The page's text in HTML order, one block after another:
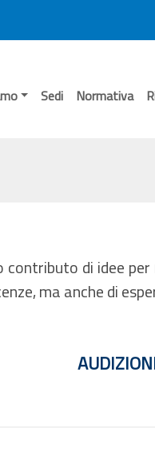
Sedi Normativa
contributo di idee per
ma anche di